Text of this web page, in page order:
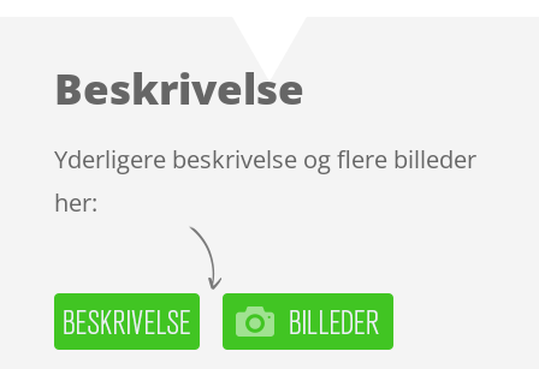
kundebedøm
Beskrivelse
Yderligere beskrivelse og flere billeder
her: